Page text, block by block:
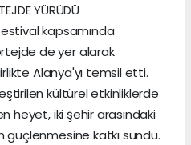
YÜRÜDÜ
kapsamında
de yer alarak
Alanya'yı temsil etti.
kültürel etkinliklerde
heyet, iki şehir arasındaki
güçlenmesine katkı sundu.